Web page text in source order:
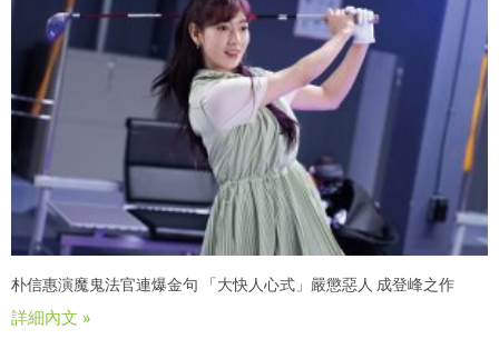
朴信惠演魔鬼法官連爆金句 「大快人心式」嚴懲惡人 成登峰之作
詳細內文 »